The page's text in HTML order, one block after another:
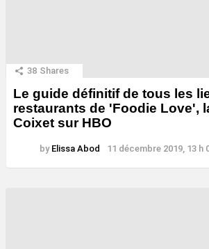
38 Shares
Le guide définitif de tous les
restaurants de 'Foodie Love',
Coixet sur HBO
by Elissa Abod 11 décembre 2019, 13 h